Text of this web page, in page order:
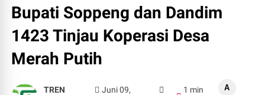
Bupati Soppeng dan Dandim
1423 Tinjau Koperasi Desa
Merah Putih
TREN
Juni 09,
1 min
A